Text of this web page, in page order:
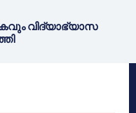
വിദ്യാഭ്യാസ